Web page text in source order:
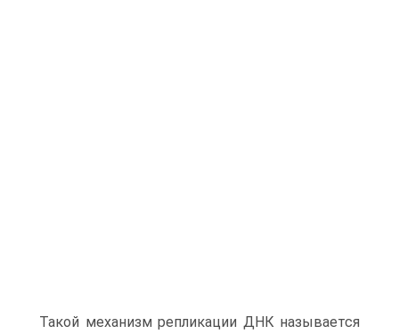
Такой механизм репликации ДНК называется